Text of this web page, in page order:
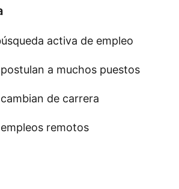
activa de empleo
a muchos puestos
de carrera
remotos